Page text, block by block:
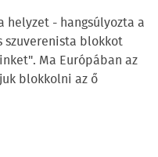
- hangsúlyozta a
szuverenista blokkot
Ma Európában az
blokkolni az ő